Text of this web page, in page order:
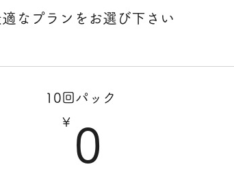
適なプランをお選び下さい
10回パック
￥ 0